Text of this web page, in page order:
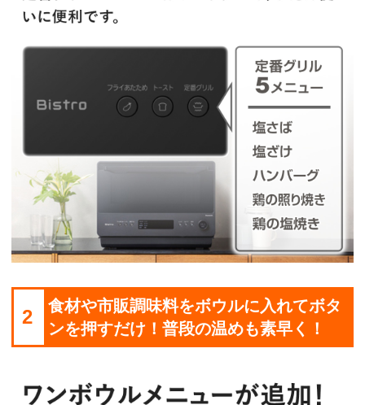
2
食材や市販調味料をボウルに入れてボタ
ンを押すだけ！普段の温めも素早く！